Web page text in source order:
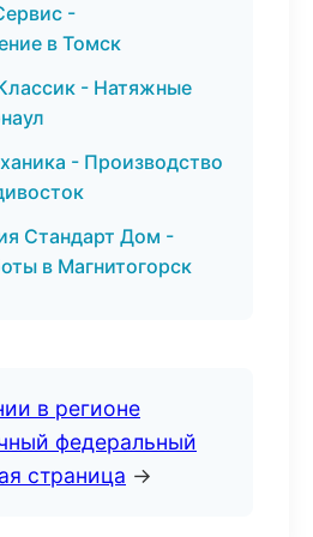
-
в Томск
- Натяжные
- Производство
Стандарт Дом -
в Магнитогорск
в регионе
федеральный
страница →